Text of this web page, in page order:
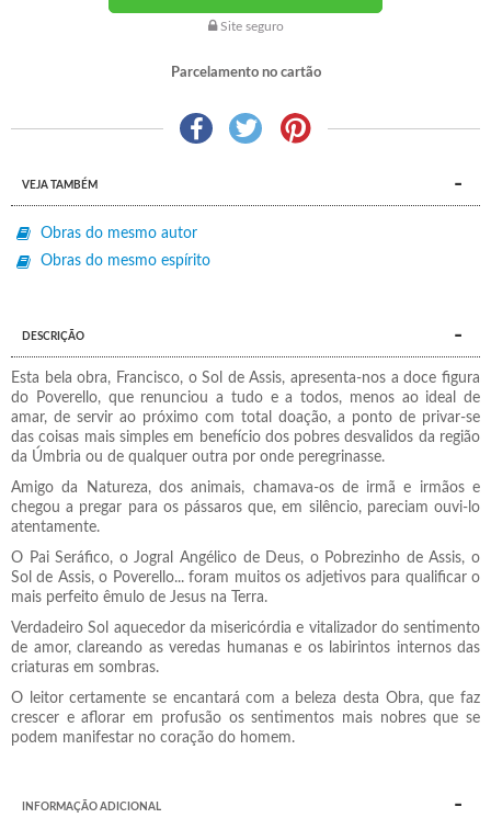
Site seguro
Parcelamento no cartão
VEJA TAMBÉM
Obras do mesmo autor
Obras do mesmo espírito
DESCRIÇÃO
Esta bela obra, Francisco, o Sol de Assis, apresenta-nos a doce figura
do Poverello, que renunciou a tudo e a todos, menos ao ideal de
amar, de servir ao próximo com total doação, a ponto de privar-se
das coisas mais simples em benefício dos pobres desvalidos da região
da Úmbria ou de qualquer outra por onde peregrinasse.
Amigo da Natureza, dos animais, chamava-os de irmã e irmãos e
chegou a pregar para os pássaros que, em silêncio, pareciam ouvi-lo
atentamente.
O Pai Seráfico, o Jogral Angélico de Deus, o Pobrezinho de Assis, o
Sol de Assis, o Poverello... foram muitos os adjetivos para qualificar o
mais perfeito êmulo de Jesus na Terra.
Verdadeiro Sol aquecedor da misericórdia e vitalizador do sentimento
de amor, clareando as veredas humanas e os labirintos internos das
criaturas em sombras.
O leitor certamente se encantará com a beleza desta Obra, que faz
crescer e aflorar em profusão os sentimentos mais nobres que se
podem manifestar no coração do homem.
INFORMAÇÃO ADICIONAL